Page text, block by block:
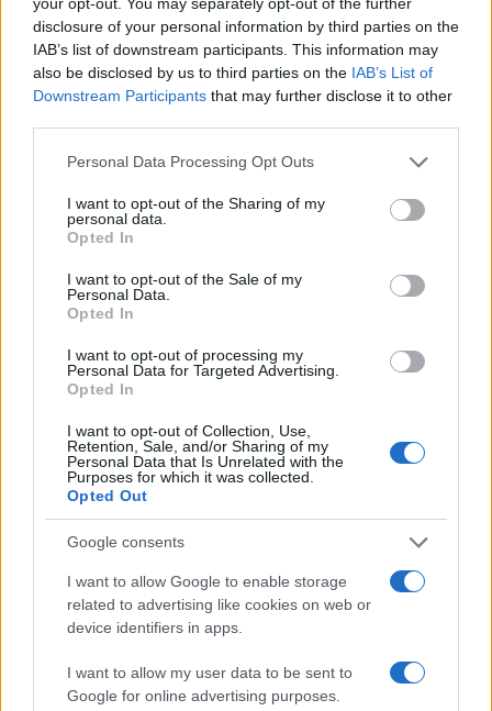
disclosure of your personal information by third parties on the
IAB’s list of downstream participants. This information may
also be disclosed by us to third parties on the IAB’s List of
Downstream Participants that may further disclose it to other
Please note that this website/app uses one or more Google
not limited to your visit or usage behaviour. You may click to
grant or deny consent to Google and its third-party tags to
use your data for below specified purposes in below Google
consent section.
Personal Data Processing Opt Outs
I want to opt-out of the Sharing of my
personal data.
Opted In
I want to opt-out of the Sale of my
Personal Data.
Opted In
I want to opt-out of processing my
Personal Data for Targeted Advertising.
Opted In
I want to opt-out of Collection, Use,
Retention, Sale, and/or Sharing of my
Personal Data that Is Unrelated with the
Purposes for which it was collected.
Opted Out
Google consents
I want to allow Google to enable storage
related to advertising like cookies on web or
device identifiers in apps.
I want to allow my user data to be sent to
Google for online advertising purposes.
2000 /2000
Υποβολή σχολίου
Πολιτική Απορρήτου&Όροι Χρήσηςτης Google.
Share:
Ακολουθήστε το Νewsit.gr στοGoogle News
ενημερωθείτε πρώτοι για όλη την ειδησεογραφία και τα
τελευταία νέα
Πιο δημοφιλή
Κωνσταντίνος Αργυρός και Αλεξάνδρα
Νίκα κάνουν διακοπές με πολυτελές γιοτ
με τα δύο παιδιά τους
Ελίζαμπεθ Ελέτσι και Νεκτάριος Λεμονίδης
πήγαν στον Άγιο Νεκτάριο Βούλας για να
πάρουν την ευχή για τον γιο τους